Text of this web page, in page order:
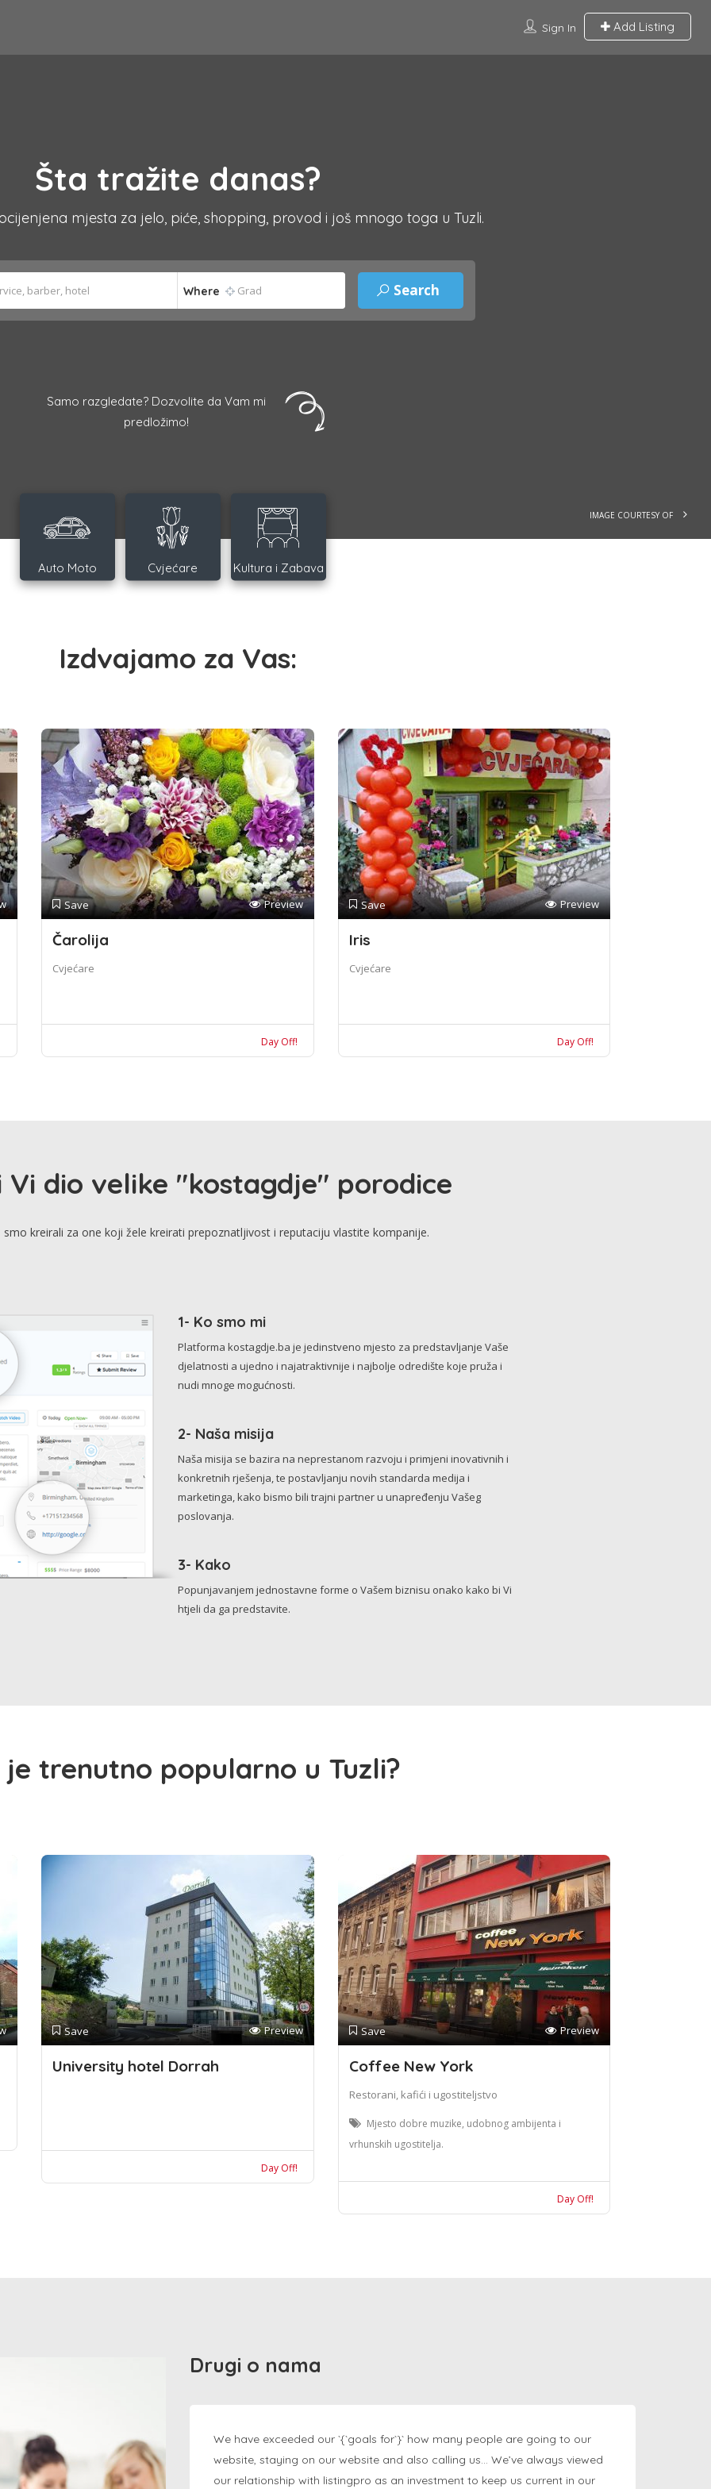
Sign In Add Listing
IMAGE COURTESY OF
Šta tražite danas?
mjesta za jelo, piće, shopping, provod i još mnogo toga u Tuzli.
Where
Samo razgledate? Dozvolite da Vam mi
predložimo!
Auto Moto Cvjećare Kultura i Zabava
Izdvajamo za Vas:
Save Preview
Čarolija
Cvjećare
Day Off!
Save Preview
Iris
Cvjećare
Day Off!
Vi dio velike "kostagdje" porodice
kreirali za one koji žele kreirati prepoznatljivost i reputaciju vlastite kompanije.
1- Ko smo mi
Platforma kostagdje.ba je jedinstveno mjesto za predstavljanje Vaše
djelatnosti a ujedno i najatraktivnije i najbolje odredište koje pruža i
nudi mnoge mogućnosti.
2- Naša misija
Naša misija se bazira na neprestanom razvoju i primjeni inovativnih i
konkretnih rješenja, te postavljanju novih standarda medija i
marketinga, kako bismo bili trajni partner u unapređenju Vašeg
poslovanja.
3- Kako
Popunjavanjem jednostavne forme o Vašem biznisu onako kako bi Vi
htjeli da ga predstavite.
je trenutno popularno u Tuzli?
Save Preview
University hotel Dorrah
Day Off!
Save Preview
Coffee New York
Restorani, kafići i ugostiteljstvo
Mjesto dobre muzike, udobnog ambijenta i
vrhunskih ugostitelja.
Day Off!
Drugi o nama
We have exceeded our `{`goals for`}` how many people are going to our
website, staying on our website and also calling us… We’ve always viewed
our relationship with listingpro as an investment to keep us current in our